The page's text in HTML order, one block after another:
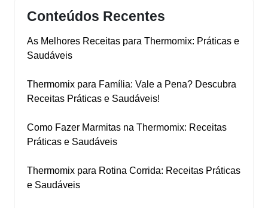
Conteúdos Recentes
As Melhores Receitas para Thermomix: Práticas e
Saudáveis
Thermomix para Família: Vale a Pena? Descubra
Receitas Práticas e Saudáveis!
Como Fazer Marmitas na Thermomix: Receitas
Práticas e Saudáveis
Thermomix para Rotina Corrida: Receitas Práticas
e Saudáveis